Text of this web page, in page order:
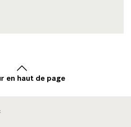
en haut de page